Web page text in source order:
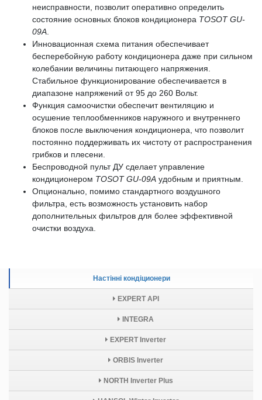
Настінні кондіционери
EXPERT API
INTEGRA
EXPERT Inverter
ORBIS Inverter
NORTH Inverter Plus
неисправности, позволит оперативно определить
состояние основных блоков кондиционера TOSOT GU-
09A
Инновационная схема питания обеспечивает
бесперебойную работу кондиционера даже при сильном
колебании величины питающего напряжения.
Стабильное функционирование обеспечивается в
диапазоне напряжений от 95 до 260 Вольт.
Функция самоочистки обеспечит вентиляцию и
осушение теплообменников наружного и внутреннего
блоков после выключения кондиционера, что позволит
постоянно поддерживать их чистоту от распространения
грибков и плесени.
Беспроводной пульт ДУ сделает управление
кондиционером TOSOT GU-09A удобным и приятным.
Опционально, помимо стандартного воздушного
фильтра, есть возможность установить набор
дополнительных фильтров для более эффективной
очистки воздуха.